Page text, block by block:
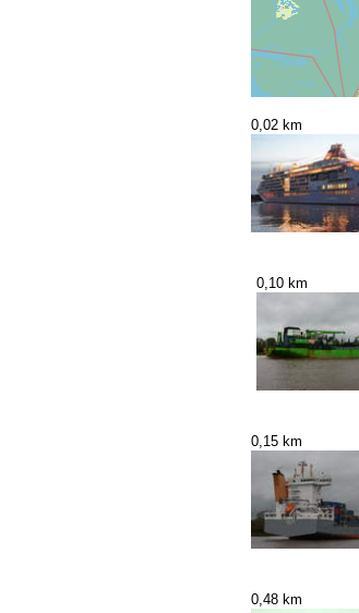
0,02 km
0,10 km
0,15 km
0,48 km